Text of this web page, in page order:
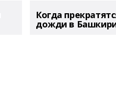
Когда
дожди в